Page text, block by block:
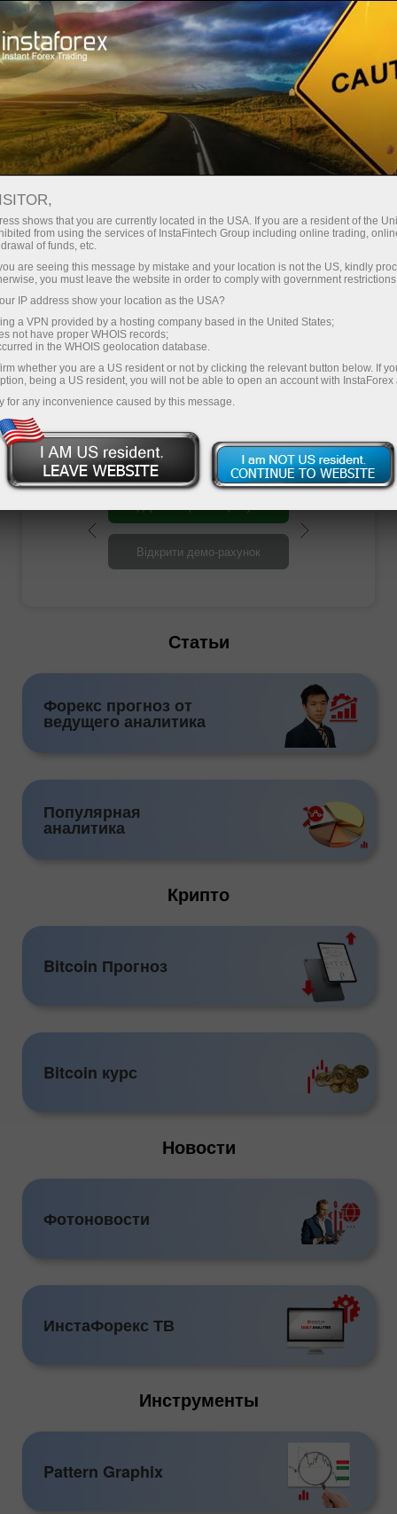
Форекс-аналітика
Представляем вашему вниманию
ежедневно обновляемый раздел Форекс-
аналитика, где вы найдете обзоры от
ведущих специалистов валютных рынков,
актуальный мониторинг финансовой
информации
Відкрити демо-рахунок
Статьи
Форекс прогноз от
ведущего аналитика
Популярная
аналитика
Крипто
Bitcoin Прогноз
Bitcoin курс
Новости
Фотоновости
ИнстаФорекс ТВ
Инструменты
Pattern Graphix
shows that you are currently located in the USA. If you are a resident of the
from using the services of InstaFintech Group including online trading,
of funds, etc.
are seeing this message by mistake and your location is not the US, kindly
you must leave the website in order to comply with government
IP address show your location as the USA?
a VPN provided by a hosting company based in the United States;
not have proper WHOIS records;
in the WHOIS geolocation database.
whether you are a US resident or not by clicking the relevant button below. If
being a US resident, you will not be able to open an account with InstaForex
for any inconvenience caused by this message.